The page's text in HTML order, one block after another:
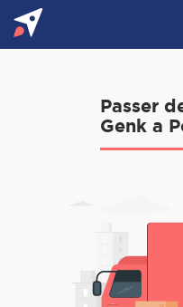
Passer
Genk a